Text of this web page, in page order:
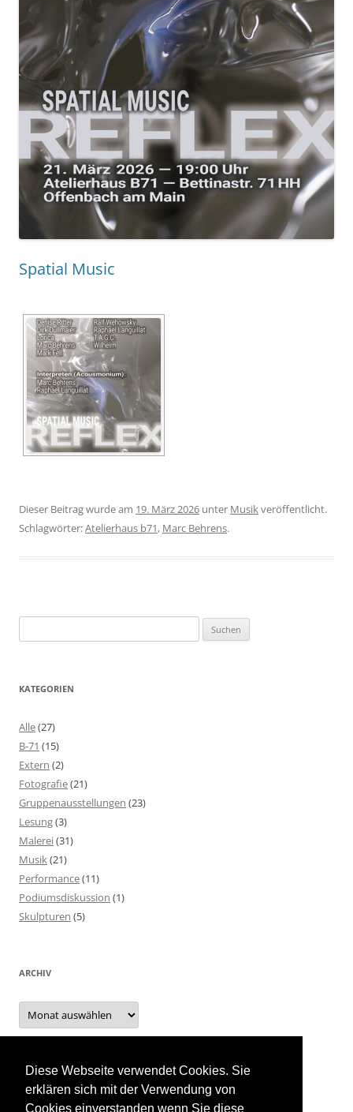
Diese Webseite verwendet Cookies. Sie
erklären sich mit der Verwendung von
Cookies einverstanden wenn Sie diese
Spatial Music
Dieser Beitrag wurde am 19. März 2026 unter Musikveröffentlicht.
Schlagwörter:Atelierhaus b71, Marc Behrens.
nach:
KATEGORIEN
Alle(27)
B-71 (15)
Extern (2)
Fotografie(21)
Gruppenausstellungen (23)
Lesung(3)
Malerei(31)
Musik(21)
Performance(11)
Podiumsdiskussion (1)
Skulpturen (5)
ARCHIV
Archiv
INTERN